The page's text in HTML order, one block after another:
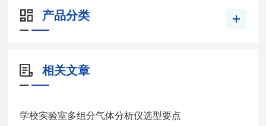
产品分类
相关文章
学校实验室多组分气体分析仪选型要点